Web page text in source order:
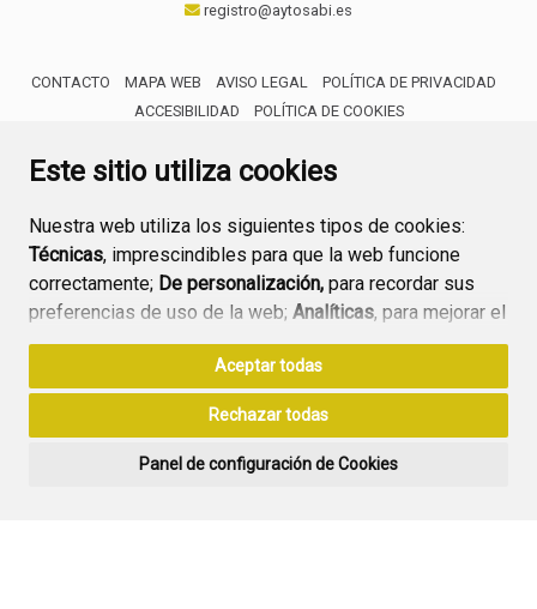
Este sitio utiliza cookies
Nuestra web utiliza los siguientes tipos de cookies:
Técnicas, imprescindibles para que la web funcione
correctamente; De personalización, para recordar sus
preferencias de uso de la web; Analíticas, para mejorar el
funcionamiento de la web y sus servicios.
Si acepta pulsando el botón“Aceptar todas”
consideramos que acepta su uso. Si pulsa el botón
ninguna acción, se guardarán las cookies técnicas
Aceptar todas
Rechazar todas
Panel de configuración de Cookies
registro@aytosabi.es
CONTACTO MAPA WEB AVISO LEGAL
POLÍTICA DE PRIVACIDAD
ACCESIBILIDAD
POLÍTICA DE COOKIES